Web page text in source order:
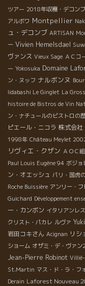
ツアー 2018年収穫・デコンブ
アルボワ Montpellier
ュ・デコンブ ARTISAN
ー Vivien Hemelsdael
ヴァンス Vieux Sage ＡＣコ
ー Yokosuka Domaine
ン・ヌッフ ナルボンヌ
Iidabashi Le Ginglet La
histoire de Bistros de Vin
ン・ナチュールのビストロの
ピエール・ニコラ 株式会
1998年 Château Meylet
リヴィエ・クザン ＡＯＣ
Paul Louis Eugène 94 ボジョ
ン・オエッシュ パリ・国虎
Roche Buissière アンリー・
Guichard Développement
ー・カンボン イタリアンレ
クリスト・パカレ ルヴァ
岩田コキさん Acignan リ
ショーム オザミ・デ・ヴァ
Jean-Pierre Robinot
St.Martin マス・ド・ラ・フ
Derain Laforest Nouveau